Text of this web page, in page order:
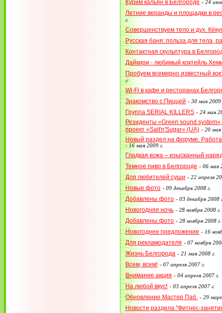
Курим кальян в Белгороде - 24
Летние веранды и площадки в
г.
Совершенствуем тело и дух.
Русская баня: польза для тела,
Контактная скульптура в
Дайкири - любимый коктейль
Пробуем всемирно известный
г.
Wi-Fi в кафе и ресторанах
Знакомство с Пиццей - 30 мая 2009
Группа SERIAL KILLERS - 24 мая
Резиденты «Green sound
проект «Salt'n'Sugar» (UA) - 20 мая
Новый раздел на форуме. Работа
-16 мая 2009 г.
Гладкая кожа – изысканный
Темное пиво в Белгороде - 06 мая
Для любителей суши - 22 апреля
Новые фото - 09 декабря 2008 г.
Добавлены фото - 03 декабря 2008
Новогодняя ночь - 28 ноября 2008 г.
Добавлены фото - 28 ноября 2008 г.
Новогоднее предложение - 16
Для рекламодателя - 07 ноября
Жизнь Белгорода - 21 мая 2008 г.
Всем, всем! - 07 апреля 2007 г.
Внимание акция - 04 апреля 2007 г.
На любой вкус! - 03 апреля 2007 г.
Обновление Мастер Паб. - 29
Новости раздела "Фитнес-